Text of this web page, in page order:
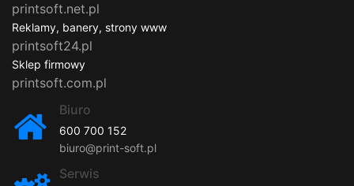
printsoft.net.pl
Reklamy, banery, strony www
printsoft24.pl
Sklep firmowy
printsoft.com.pl
Biuro
600 700 152
biuro@print-soft.pl
Serwis